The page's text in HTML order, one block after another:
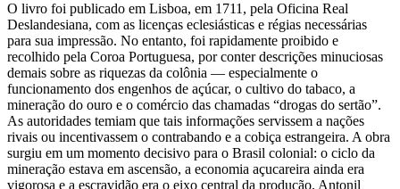
O livro foi publicado em Lisboa, em 1711, pela Oficina Real
Deslandesiana, com as licenças eclesiásticas e régias necessárias
para sua impressão. No entanto, foi rapidamente proibido e
recolhido pela Coroa Portuguesa, por conter descrições minuciosas
demais sobre as riquezas da colônia — especialmente o
funcionamento dos engenhos de açúcar, o cultivo do tabaco, a
mineração do ouro e o comércio das chamadas “drogas do sertão”.
As autoridades temiam que tais informações servissem a nações
rivais ou incentivassem o contrabando e a cobiça estrangeira. A obra
surgiu em um momento decisivo para o Brasil colonial: o ciclo da
mineração estava em ascensão, a economia açucareira ainda era
vigorosa e a escravidão era o eixo central da produção. Antonil